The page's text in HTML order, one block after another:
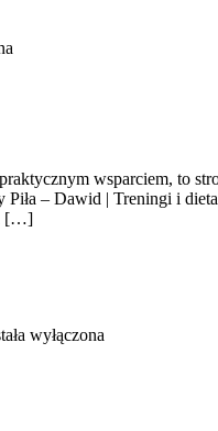
wsparciem, to
– Dawid | Treningi i
[…]
wyłączona